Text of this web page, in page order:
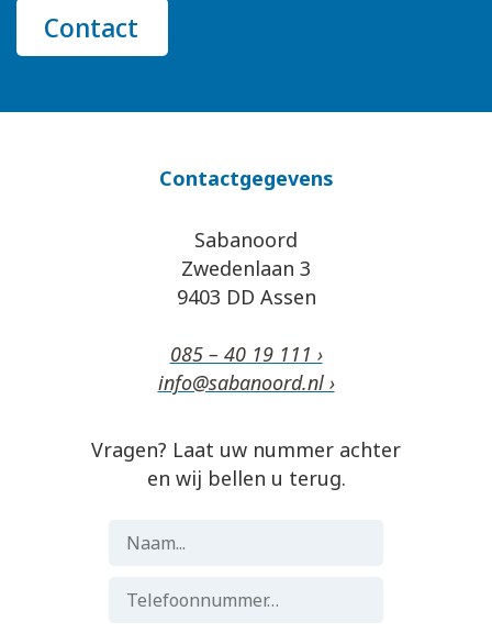
Contact
Contactgegevens
Sabanoord
Zwedenlaan 3
9403 DD Assen
085 – 40 19 111 ›
info@sabanoord.nl ›
Vragen? Laat uw nummer achter
en wij bellen u terug.